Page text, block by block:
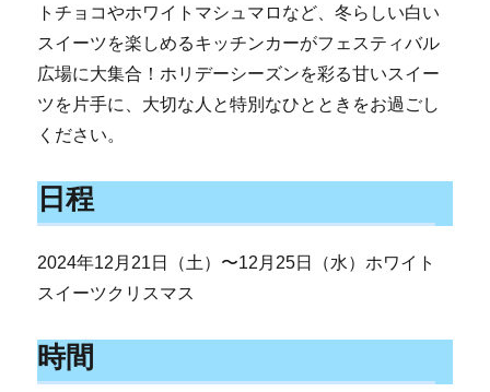
トチョコやホワイトマシュマロなど、冬らしい白い
スイーツを楽しめるキッチンカーがフェスティバル
広場に大集合！ホリデーシーズンを彩る甘いスイー
ツを片手に、大切な人と特別なひとときをお過ごし
ください。
日程
2024年12月21日（土）〜12月25日（水）ホワイト
スイーツクリスマス
時間